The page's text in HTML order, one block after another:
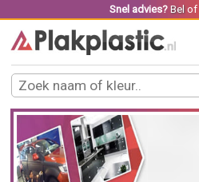
Snel advies? Belof